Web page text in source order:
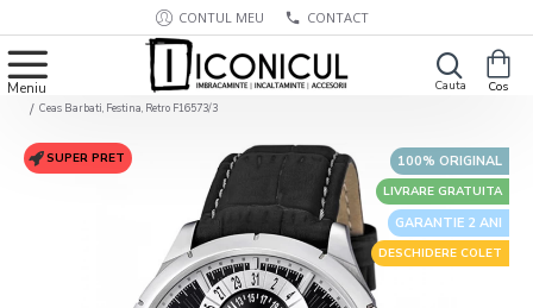
CONTUL MEU CONTACT
Ceas Barbati, Festina, Retro F16573/3
GARANTIE 2 ANI
100% ORIGINAL
LIVRARE GRATUITA
DESCHIDERE COLET
SUPER PRET